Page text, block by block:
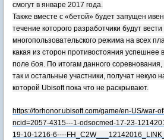
смогут в январе 2017 года.
Также вместе с «бетой» будет запущен
течение которого разработчики будут вести
многопользовательского режима на всех
какая из сторон противостояния успешнее
поле боя. По итогам данного
так и остальные участники, получат некую
которой Ubisoft пока что не раскрывают.
https://forhonor.ubisoft.com/game/en-US/war-
ncid=2057-4315---1-odsocmed-17-23-
19-10-1216-6----